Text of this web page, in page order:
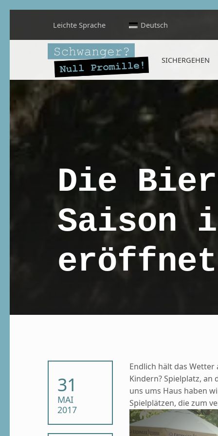
SICHERGEHEN
Leichte Sprache Deutsch
Die
Saison
eröffnet
31
MAI
2017
Endlich hält das
Kindern? Spielplatz,
uns ums Haus haben
Spielplätzen, die zum